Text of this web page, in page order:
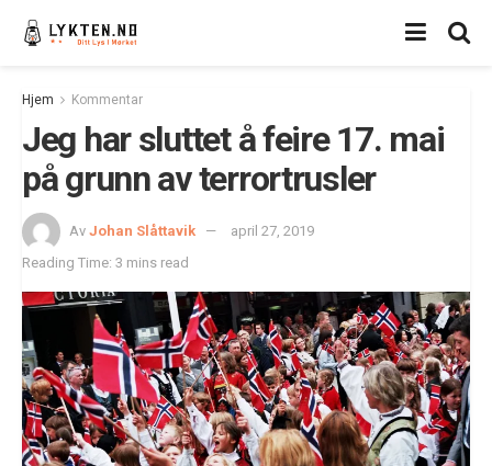
Hjem Kommentar
Jeg har sluttet å feire 17. mai
på grunn av terrortrusler
Av Johan Slåttavik
april 27, 2019
Reading Time: 3 mins read